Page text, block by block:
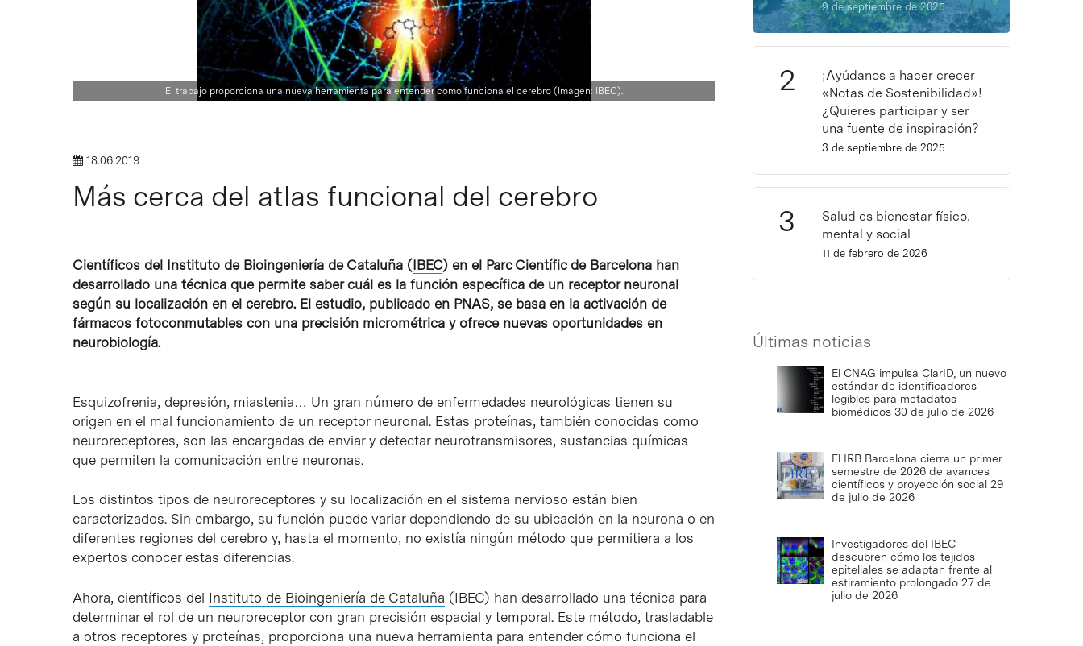
Intro para buscar o ESC per cerrar
El trabajo proporciona una nueva herramienta para entender como funciona el cerebro (Imagen: IBEC).
18.06.2019
Más cerca del atlas funcional del cerebro
Científicos del Instituto de Bioingeniería de Cataluña (IBEC) en el Parc Científic de Barcelona han
desarrollado una técnica que permite saber cuál es la función específica de un receptor neuronal
según su localización en el cerebro. El estudio, publicado en PNAS, se basa en la activación de
fármacos fotoconmutables con una precisión micrométrica y ofrece nuevas oportunidades en
neurobiología.
Esquizofrenia, depresión, miastenia… Un gran número de enfermedades neurológicas tienen su
origen en el mal funcionamiento de un receptor neuronal. Estas proteínas, también conocidas como
neuroreceptores, son las encargadas de enviar y detectar neurotransmisores, sustancias químicas
que permiten la comunicación entre neuronas.
Los distintos tipos de neuroreceptores y su localización en el sistema nervioso están bien
caracterizados. Sin embargo, su función puede variar dependiendo de su ubicación en la neurona o en
diferentes regiones del cerebro y, hasta el momento, no existía ningún método que permitiera a los
expertos conocer estas diferencias.
Ahora, científicos del Instituto de Bioingeniería de Cataluña (IBEC) han desarrollado una técnica para
determinar el rol de un neuroreceptor con gran precisión espacial y temporal. Este método, trasladable
a otros receptores y proteínas, proporciona una nueva herramienta para entender cómo funciona el
9 de septiembre de 2025
¡Ayúdanos a hacer crecer
«Notas de Sostenibilidad»!
¿Quieres participar y ser
una fuente de inspiración?
3 de septiembre de 2025
Salud es bienestar físico,
mental y social
11 de febrero de 2026
Últimas noticias
El CNAG impulsa ClarID, un nuevo
estándar de identificadores
legibles para metadatos
biomédicos 30 de julio de 2026
El IRB Barcelona cierra un primer
semestre de 2026 de avances
científicos y proyección social 29
de julio de 2026
Investigadores del IBEC
descubren cómo los tejidos
epiteliales se adaptan frente al
estiramiento prolongado 27 de
julio de 2026